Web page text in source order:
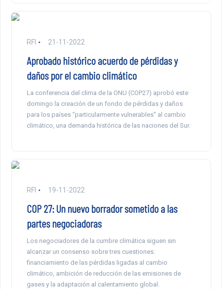
RFI 21-11-2022
Aprobado histórico acuerdo de pérdidas y
daños por el cambio climático
La conferencia del clima de la ONU (COP27) aprobó este
domingo la creación de un fondo de pérdidas y daños
para los países “particularmente vulnerables” al cambio
climático, una demanda histórica de las naciones del Sur.
RFI 19-11-2022
COP 27: Un nuevo borrador sometido a las
partes negociadoras
Los negociadores de la cumbre climática siguen sin
alcanzar un consenso sobre tres cuestiones:
financiamiento de las pérdidas ligadas al cambio
climático, ambición de reducción de las emisiones de
gases y la adaptación al calentamiento global.